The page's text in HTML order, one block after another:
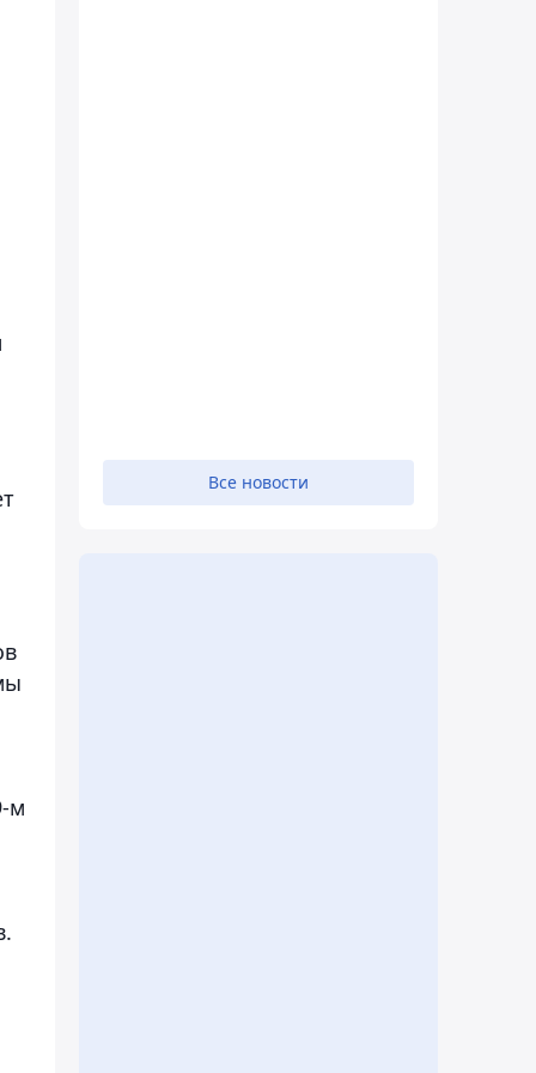
м
Все новости